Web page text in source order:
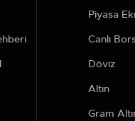
Piyasa
Canlı
Döviz
Altın
Gram